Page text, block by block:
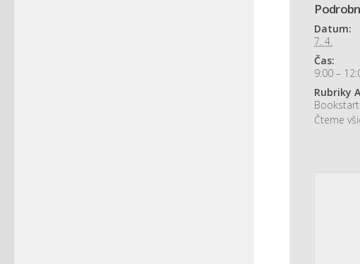
Datum:
7. 4.
Čas:
9:00 –
Rubriky
Čteme